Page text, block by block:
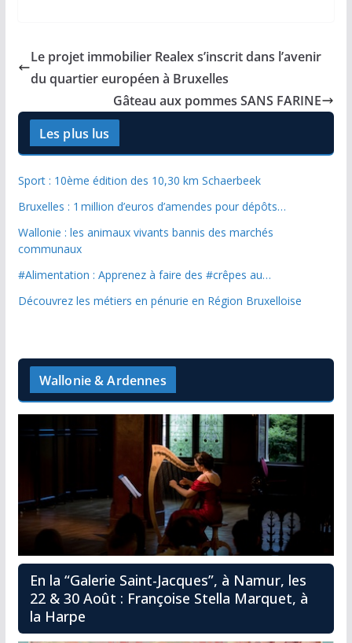
Le projet immobilier Realex s’inscrit dans l’avenir
du quartier européen à Bruxelles
Gâteau aux pommes SANS FARINE
Les plus lus
Sport : 10ème édition des 10,30 km Schaerbeek
Bruxelles : 1 million d’euros d’amendes pour dépôts…
Wallonie : les animaux vivants bannis des marchés
communaux
#Alimentation : Apprenez à faire des #crêpes au…
Découvrez les métiers en pénurie en Région Bruxelloise
Wallonie & Ardennes
En la “Galerie Saint-Jacques”, à Namur, les
22 & 30 Août : Françoise Stella Marquet, à
la Harpe